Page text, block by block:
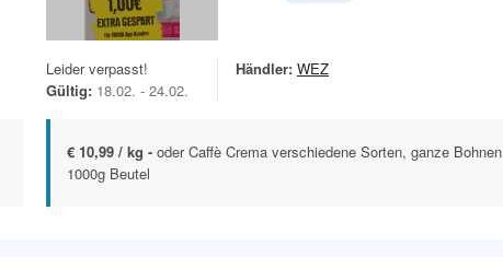
Leider verpasst!
Gültig: 18.02. - 24.02.
Händler: WEZ
€ 10,99 / kg - oder Caffè Crema verschiedene Sorten, ganze Bohnen
1000g Beutel